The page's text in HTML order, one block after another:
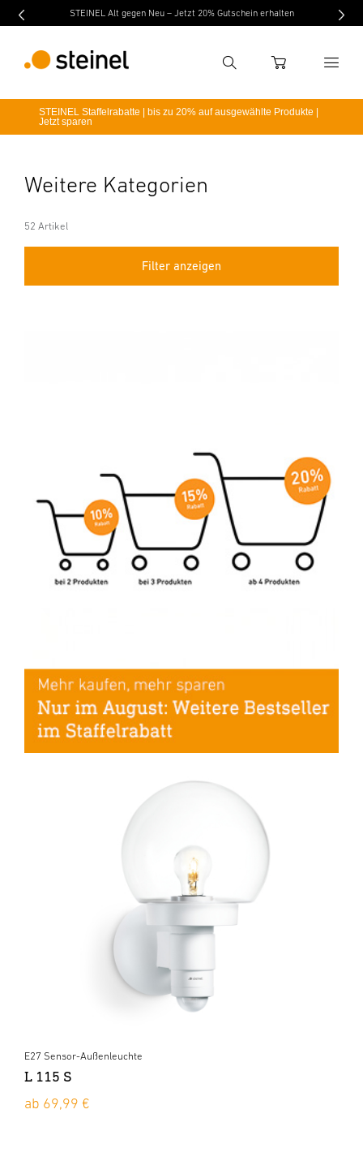
STEINEL Alt gegen Neu – Jetzt 20% Gutschein erhalten
Suche
Suchbegriff eingeben
WARENKORB
STEINEL Staffelrabatte | bis zu 20% auf ausgewählte Produkte |
Jetzt sparen
Weitere Kategorien
52 Artikel
Filter anzeigen
E27 Sensor-Außenleuchte
L 115 S
ab 69,99 €